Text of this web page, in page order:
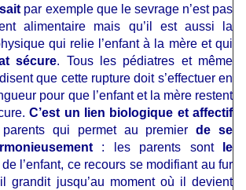
par exemple que le sevrage n’est pas
alimentaire mais qu’il est aussi la
qui relie l’enfant à la mère et qui
sécure. Tous les pédiatres et même
que cette rupture doit s’effectuer en
pour que l’enfant et la mère restent
C’est un lien biologique et affectif
qui permet au premierde se
: les parents sont
le
de l’enfant, ce recours se modifiant au fur
grandit jusqu’au moment où il devient